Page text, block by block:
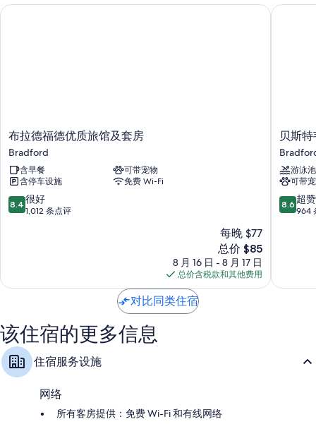
浴室配备浴缸或淋浴和吹风机
32-英寸平板电视，带有线频道
迷你冰箱、咖啡机/冲茶器和每日客房清洁服务
布
拉
德
福
德
优
质
Bradford
布拉德福德优质旅馆及套房
Bradford
含早餐
可带宠物
含停车设施
免费 Wi-Fi
8.4
分，
1,012
评
8.4 很好
1,012 条点评
每晚 $77
新
价
格
$85
总价 $85
8 月 16 日 - 8 月 17 日
总价含税款和其他费用
布拉德福德优质旅馆及套房
贝
斯
特
韦
斯
特
普
福
贝斯
游泳池
可带
8.6
分，
964
8.6 超赞
964
贝斯特
对比同类住宿
该住宿的更多信息
住宿服务设施
网络
所有客房提供：免费 Wi-Fi 和有线网络